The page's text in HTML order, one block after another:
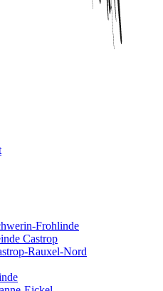
Frohlinde
Castrop
Rauxel-Nord